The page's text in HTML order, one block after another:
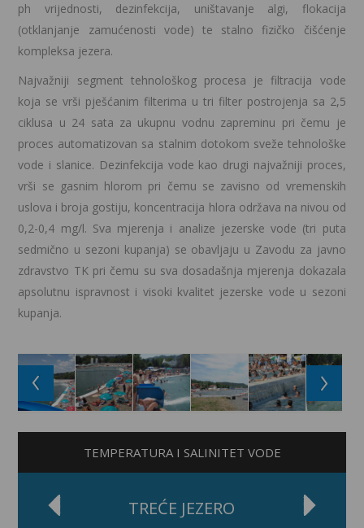
ph vrijednosti, dezinfekcija, uništavanje algi, flokacija
(otklanjanje zamućenosti vode) te stalno fizičko čišćenje
kompleksa jezera.
Najvažniji segment tehnološkog procesa je filtracija vode
koja se vrši pješćanim filterima u tri filter postrojenja sa 2,5
ciklusa u 24 sata za ukupnu vodnu zapreminu pri čemu je
proces automatizovan sa stalnim dotokom sveže tehnološke
vode i slanice. Dezinfekcija vode kao drugi najvažniji proces,
vrši se gasnim hlorom pri čemu se zavisno od vremenskih
uslova i broja gostiju, koncentracija hlora održava na nivou od
0,2-0,4 mg/l. Sva mjerenja i analize jezerske vode (tri puta
sedmično u sezoni kupanja) se obavljaju u Zavodu za javno
zdravstvo TK pri čemu su sva dosadašnja mjerenja dokazala
apsolutnu ispravnost i visoki kvalitet jezerske vode u sezoni
kupanja.
TEMPERATURA I SALINITET VODE
TREĆE JEZERO